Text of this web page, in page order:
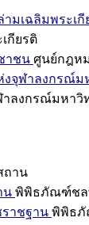
มเฉลิมพระเกี
กียรติ
าชน ศูนย์กฎห
งจุฬาลงกรณ์ม
าลงกรณ์มหาวิ
ถาน
น พิพิธภัณฑ์ชล
าชฐาน พิพิธภั